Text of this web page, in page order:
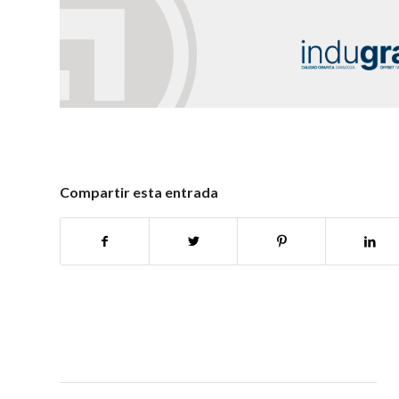
Compartir esta entrada